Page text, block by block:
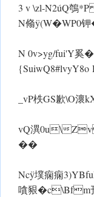
3 v \zl-N2úQ
N翛 ÿ(W� W P 0钾
N 0v>yg/
{SuiwQ8#lvyY8o
_vP柣GS歉\O瀤
vQ潩0u\
��
Nc ÿ墣痫痫
嗿豤�c\Bfm